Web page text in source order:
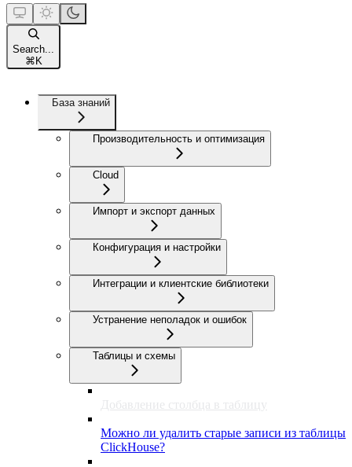
Search...
⌘ K
База знаний
Производительность и оптимизация
Cloud
Импорт и экспорт данных
Конфигурация и настройки
Интеграции и клиентские библиотеки
Устранение неполадок и ошибок
Таблицы и схемы
Добавление столбца в таблицу
Можно ли удалить старые записи из таблицы
ClickHouse?